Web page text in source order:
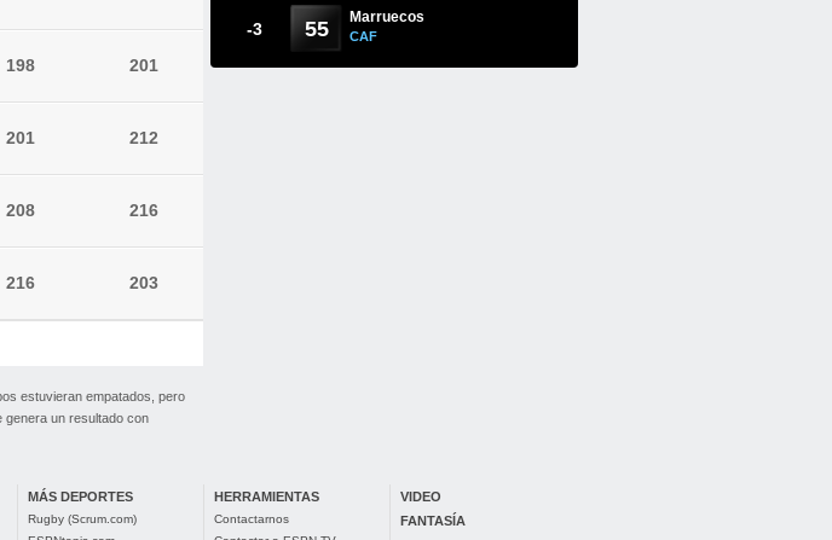
198 201
201 212
208 216
216 203
estuvieran empatados, pero
genera un resultado con
-3 55 Marruecos
CAF
MÁS DEPORTES
Rugby (Scrum.com)
HERRAMIENTAS
Contactarnos
VIDEO
FANTASÍA